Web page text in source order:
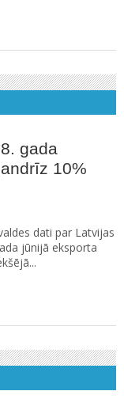
gada
10%
dati par Latvijas
jūnijā eksporta